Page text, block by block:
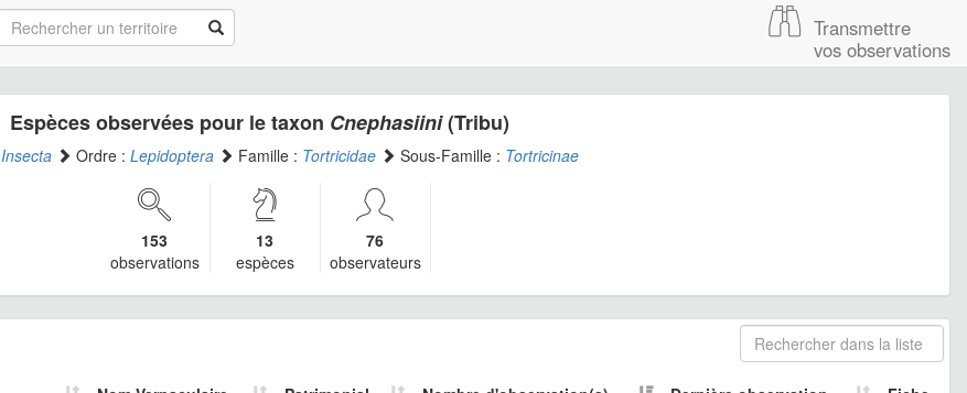
Transmettre
vos observations
Espèces observées pour le taxon Cnephasiini(Tribu)
Insecta Ordre : Lepidoptera Famille : Tortricidae Sous-Famille : Tortricinae
153
observations
13
espèces
76
observateurs